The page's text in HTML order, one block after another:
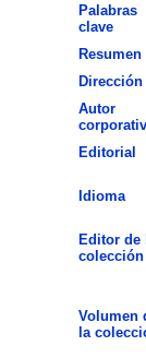
Palabras
clave
Resumen
Dirección
Autor
Editorial
Idioma
Editor de
colección
Volumen
la